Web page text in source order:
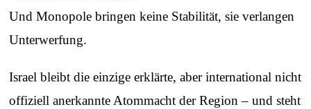
Und Monopole bringen keine Stabilität, sie verlangen
Unterwerfung.
Israel bleibt die einzige erklärte, aber international nicht
offiziell anerkannte Atommacht der Region – und steht